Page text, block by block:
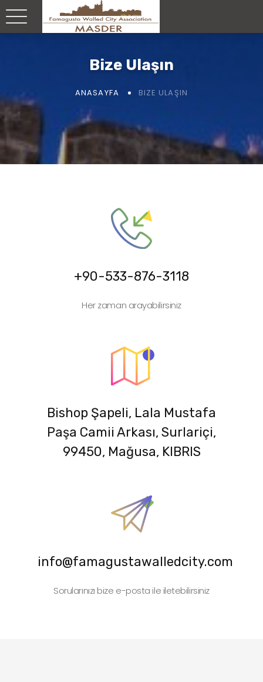
Bize Ulaşın
ANASAYFA BIZE ULAŞIN
+90-533-876-3118
Her zaman arayabilirsiniz
Bishop Şapeli, Lala Mustafa
Paşa Camii Arkası, Surlariçi,
99450, Mağusa, KIBRIS
info@famagustawalledcity.com
Sorularınızı bize e-posta ile iletebilirsiniz